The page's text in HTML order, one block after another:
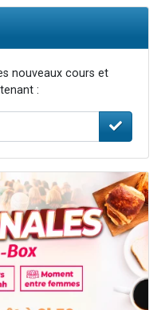
nouveaux cours et
: